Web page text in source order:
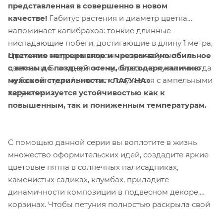
представленная в совершенно в новом
качестве! Габитус растения и диаметр цветка
напоминает калибрахоа: тонкие длинные
ниспадающие побеги, достигающие в длину 1 метра,
стремятся вверх и в стороны и просто усыпаны
цветками. Благодаря этому, середина куста никогда
не бывает пустой, что часто случается с ампельными
петуниями.
Цветение непрерывное и чрезвычайно обильное
с весны до поздней осени, благодаря наличию
мужской стерильности. «ЛАГУНА»
характеризуется устойчивостью как к
повышенным, так и пониженным температурам.
С помощью данной серии вы воплотите в жизнь
множество оформительских идей, создадите яркие
цветовые пятна в солнечных палисадниках,
каменистых садиках, клумбах, придадите
динамичности композиции в подвесном декоре,
корзинах. Чтобы петуния полностью раскрыла свой